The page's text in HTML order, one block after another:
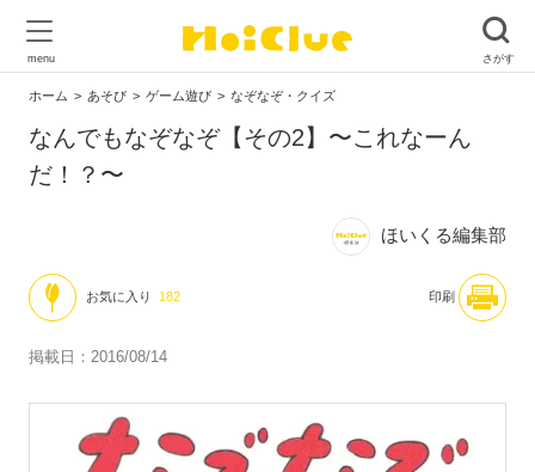
ホーム あそび ゲーム遊び なぞなぞ・クイズ
なんでもなぞなぞ【その2】〜これなーん
だ！？〜
ほいくる編集部
お気に入り 182 印刷
掲載日：2016/08/14